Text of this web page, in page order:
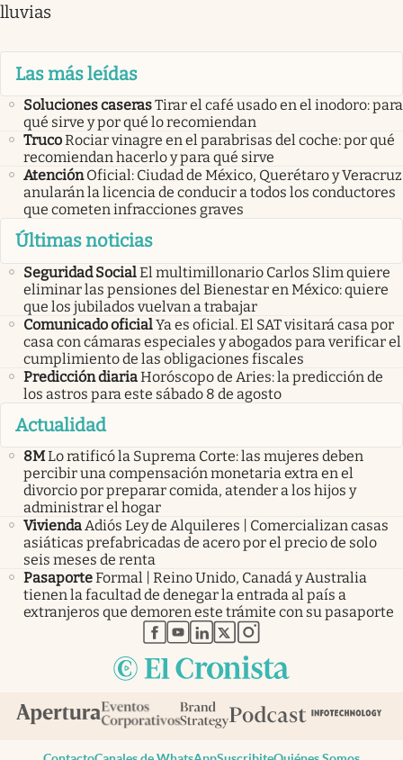
lluvias
Las más leídas
Soluciones caserasTirar el café usado en el inodoro: para
qué sirve y por qué lo recomiendan
TrucoRociar vinagre en el parabrisas del coche: por qué
recomiendan hacerlo y para qué sirve
Atención Oficial: Ciudad de México, Querétaro y Veracruz
anularán la licencia de conducir a todos los conductores
que cometen infracciones graves
Últimas noticias
Seguridad SocialEl multimillonario Carlos Slim quiere
eliminar las pensiones del Bienestar en México: quiere
que los jubilados vuelvan a trabajar
Comunicado oficialYa es oficial. El SAT visitará casa por
casa con cámaras especiales y abogados para verificar el
cumplimiento de las obligaciones fiscales
Predicción diariaHoróscopo de Aries: la predicción de
los astros para este sábado 8 de agosto
Actualidad
8MLo ratificó la Suprema Corte: las mujeres deben
percibir una compensación monetaria extra en el
divorcio por preparar comida, atender a los hijos y
administrar el hogar
ViviendaAdiós Ley de Alquileres | Comercializan casas
asiáticas prefabricadas de acero por el precio de solo
seis meses de renta
PasaporteFormal | Reino Unido, Canadá y Australia
tienen la facultad de denegar la entrada al país a
extranjeros que demoren este trámite con su pasaporte
abre en nueva pestaña
abre en nueva pestaña
abre en nueva pestaña
abre en nueva pestaña
abre en nueva pestaña